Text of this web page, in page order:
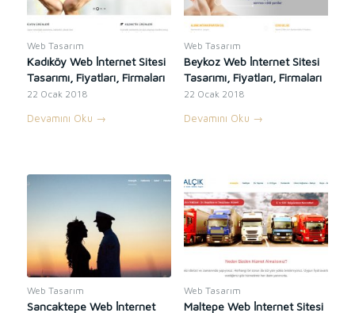
Web Tasarım
Kadıköy Web İnternet Sitesi
Tasarımı, Fiyatları, Firmaları
22 Ocak 2018
Devamını Oku →
Web Tasarım
Beykoz Web İnternet Sitesi
Tasarımı, Fiyatları, Firmaları
22 Ocak 2018
Devamını Oku →
Web Tasarım
Sancaktepe Web İnternet
Web Tasarım
Maltepe Web İnternet Sitesi